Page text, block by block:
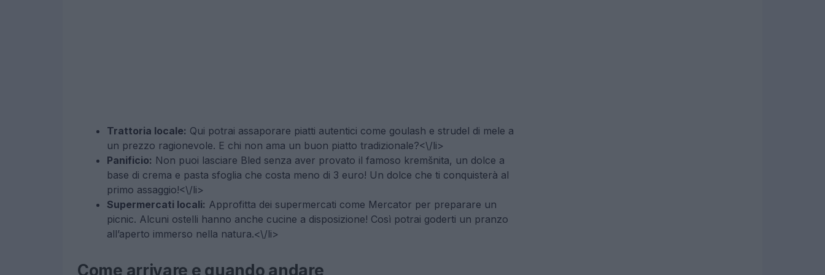
Trattoria locale: Qui potrai assaporare piatti autentici come goulash e strudel di mele a
un prezzo ragionevole. E chi non ama un buon piatto tradizionale?<\/li>
Panificio: Non puoi lasciare Bled senza aver provato il famoso kremšnita, un dolce a
base di crema e pasta sfoglia che costa meno di 3 euro! Un dolce che ti conquisterà al
primo assaggio!<\/li>
Supermercati locali: Approfitta dei supermercati come Mercator per preparare un
picnic. Alcuni ostelli hanno anche cucine a disposizione! Così potrai goderti un pranzo
all’aperto immerso nella natura.<\/li>
Come arrivare e quando andare